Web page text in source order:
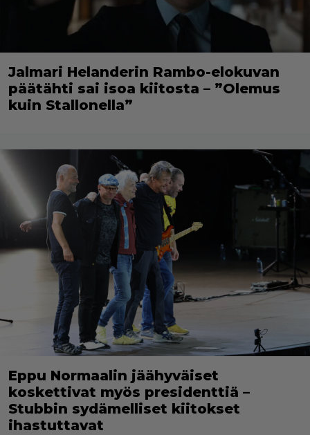
Jalmari Helanderin Rambo-elokuvan
päätähti sai isoa kiitosta – ”Olemus
kuin Stallonella”
Eppu Normaalin jäähyväiset
koskettivat myös presidenttiä –
Stubbin sydämelliset kiitokset
ihastuttavat